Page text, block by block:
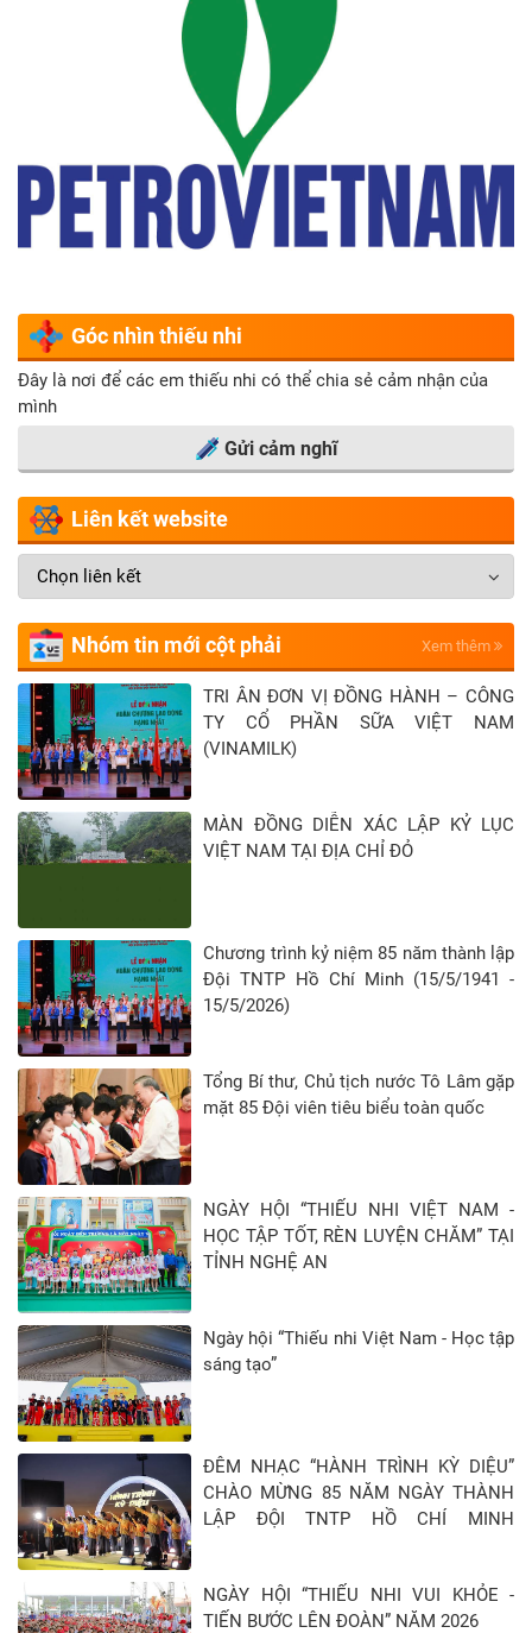
Góc nhìn thiếu nhi
Đây là nơi để các em thiếu nhi có thể chia sẻ cảm nhận của
mình
Gửi cảm nghĩ
Liên kết website
Nhóm tin mới cột phải Xem thêm
TRI ÂN ĐƠN VỊ ĐỒNG HÀNH – CÔNG
TY CỔ PHẦN SỮA VIỆT NAM
(VINAMILK)
MÀN ĐỒNG DIỄN XÁC LẬP KỶ LỤC
VIỆT NAM TẠI ĐỊA CHỈ ĐỎ
Chương trình kỷ niệm 85 năm thành lập
Đội TNTP Hồ Chí Minh (15/5/1941 -
15/5/2026)
Tổng Bí thư, Chủ tịch nước Tô Lâm gặp
mặt 85 Đội viên tiêu biểu toàn quốc
NGÀY HỘI “THIẾU NHI VIỆT NAM -
HỌC TẬP TỐT, RÈN LUYỆN CHĂM” TẠI
TỈNH NGHỆ AN
Ngày hội “Thiếu nhi Việt Nam - Học tập
sáng tạo”
ĐÊM NHẠC “HÀNH TRÌNH KỲ DIỆU”
CHÀO MỪNG 85 NĂM NGÀY THÀNH
LẬP ĐỘI TNTP HỒ CHÍ MINH
NGÀY HỘI “THIẾU NHI VUI KHỎE -
TIẾN BƯỚC LÊN ĐOÀN” NĂM 2026